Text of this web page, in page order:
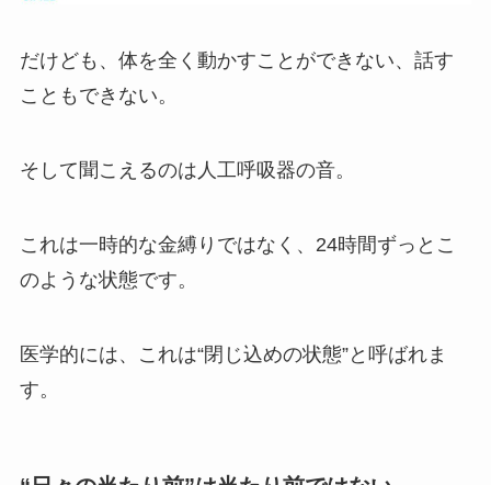
だけども、体を全く動かすことができない、話す
こともできない。
そして聞こえるのは人工呼吸器の音。
これは一時的な金縛りではなく、24時間ずっとこ
のような状態です。
医学的には、これは“閉じ込めの状態”と呼ばれま
す。